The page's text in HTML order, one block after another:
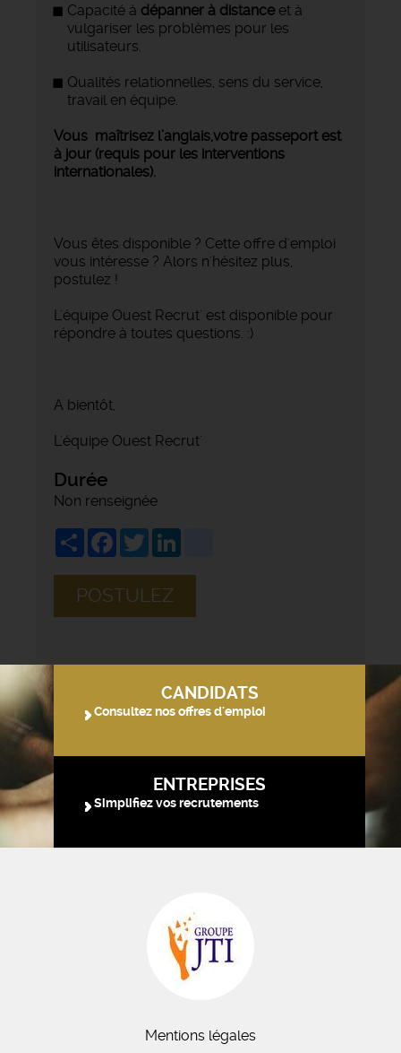
Capacité à dépanner à distanceet à
vulgariser les problèmes pour les
utilisateurs.
Qualités relationnelles, sens du service,
travail en équipe.
Vous maîtrisez l’anglais,votre passeport est
à jour (requis pour les interventions
internationales).
Vous êtes disponible ? Cette offre d'emploi
vous intéresse ? Alors n'hésitez plus,
postulez !
L'équipe Ouest Recrut' est disponible pour
répondre à toutes questions. :)
A bientôt,
L'équipe Ouest Recrut'
Durée
Non renseignée
ShareFacebook
Twitter
POSTULEZ
CANDIDATS
Consultez nos offres d'emploi
ENTREPRISES
Simplifiez vos recrutements
Mentions légales